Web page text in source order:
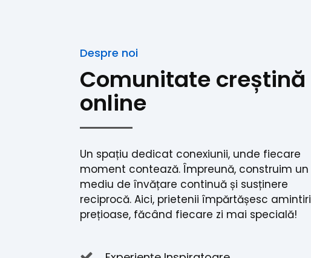
Despre noi
Comunitate creștină
online
Un spațiu dedicat conexiunii, unde fiecare
moment contează. Împreună, construim un
mediu de învățare continuă și susținere
reciprocă. Aici, prietenii împărtășesc amintiri
prețioase, făcând fiecare zi mai specială!